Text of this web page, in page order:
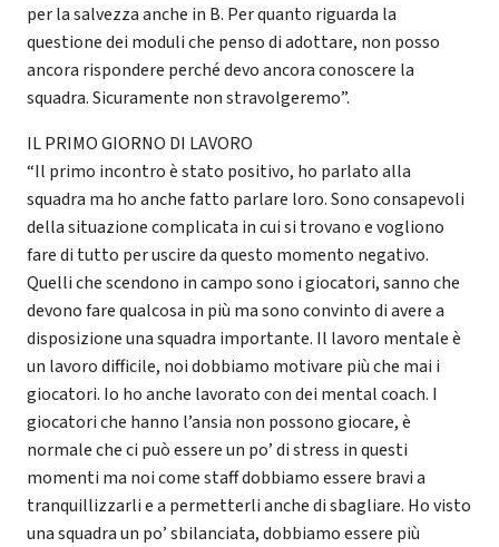
per la salvezza anche in B. Per quanto riguarda la
questione dei moduli che penso di adottare, non posso
ancora rispondere perché devo ancora conoscere la
squadra. Sicuramente non stravolgeremo”.
IL PRIMO GIORNO DI LAVORO
“Il primo incontro è stato positivo, ho parlato alla
squadra ma ho anche fatto parlare loro. Sono consapevoli
della situazione complicata in cui si trovano e vogliono
fare di tutto per uscire da questo momento negativo.
Quelli che scendono in campo sono i giocatori, sanno che
devono fare qualcosa in più ma sono convinto di avere a
disposizione una squadra importante. Il lavoro mentale è
un lavoro difficile, noi dobbiamo motivare più che mai i
giocatori. Io ho anche lavorato con dei mental coach. I
giocatori che hanno l’ansia non possono giocare, è
normale che ci può essere un po’ di stress in questi
momenti ma noi come staff dobbiamo essere bravi a
tranquillizzarli e a permetterli anche di sbagliare. Ho visto
una squadra un po’ sbilanciata, dobbiamo essere più